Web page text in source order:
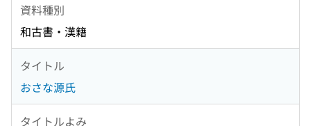
資料種別
和古書・漢籍
タイトル
おさな源氏
タイトルよみ